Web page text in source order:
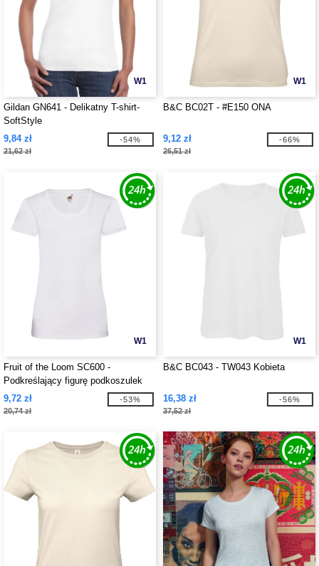
W1
Gildan GN641 - Delikatny T-shirt-
SoftStyle
9,84 zł
21,62 zł
-54%
W1
B&C BC02T - #E150 ONA
9,12 zł
26,51 zł
-66%
W1
Fruit of the Loom SC600 -
Podkreślający figurę podkoszulek
9,72 zł
20,74 zł
-53%
W1
B&C BC043 - TW043 Kobieta
16,38 zł
37,52 zł
-56%